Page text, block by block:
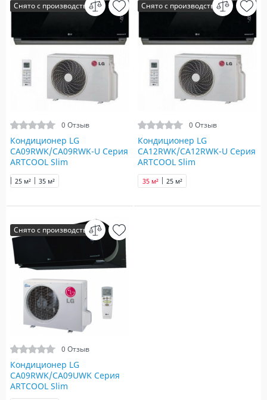
Снято с производства
0 Отзыв
Кондиционер LG
CA09RWK/CA09RWK-U Серия
ARTCOOL Slim
25 м² 35 м²
Снято с производства
0 Отзыв
Кондиционер LG
CA12RWK/CA12RWK-U Серия
ARTCOOL Slim
25 м²
35 м²
Снято с производства
0 Отзыв
Кондиционер LG
CA09RWK/CA09UWK Серия
ARTCOOL Slim